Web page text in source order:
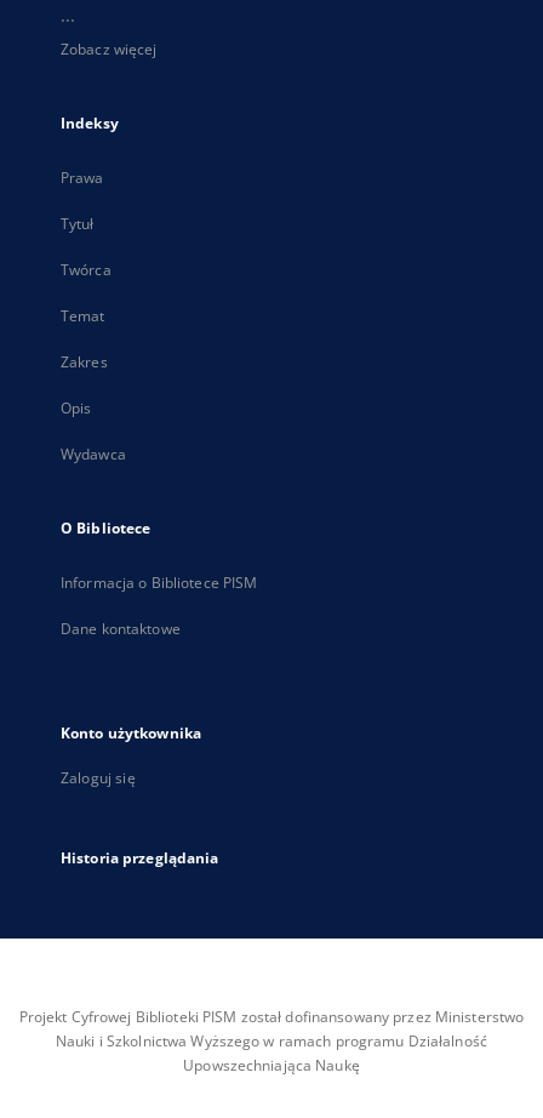
...
Zobacz więcej
Indeksy
Prawa
Tytuł
Twórca
Temat
Zakres
Opis
Wydawca
O Bibliotece
Informacja o Bibliotece PISM
Dane kontaktowe
Konto użytkownika
Zaloguj się
Historia przeglądania
Projekt Cyfrowej Biblioteki PISM został dofinansowany przez Ministerstwo
Nauki i Szkolnictwa Wyższego w ramach programu Działalność
Upowszechniająca Naukę